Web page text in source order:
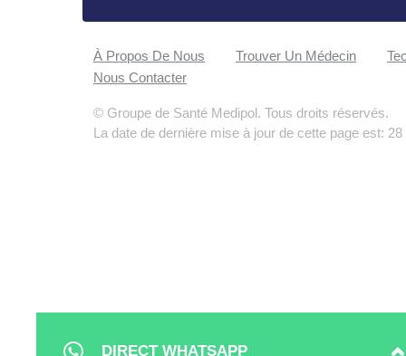
À Propos De Nous Trouver Un Médecin
Nous Contacter
© Groupe de Santé Medipol. Tous droits réservés.
La date de dernière mise à jour de cette page est:
DIRECT WHATSAPP